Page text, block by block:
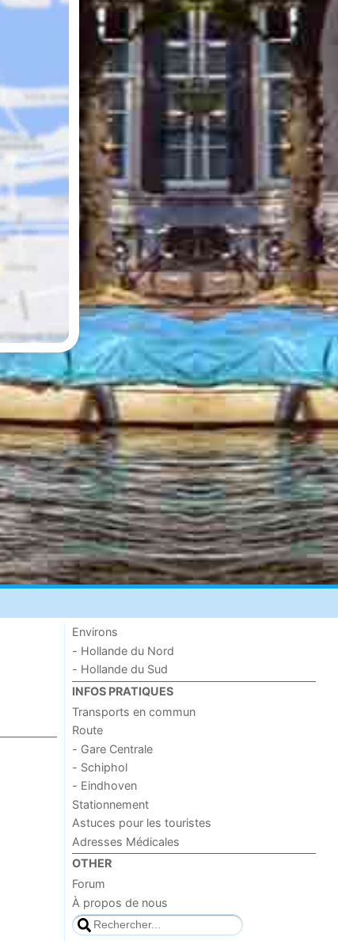
Environs
- Hollande du Nord
- Hollande du Sud
INFOS PRATIQUES
Transports en commun
Route
- Gare Centrale
- Schiphol
- Eindhoven
Stationnement
Astuces pour les touristes
Adresses Médicales
OTHER
Forum
À propos de nous